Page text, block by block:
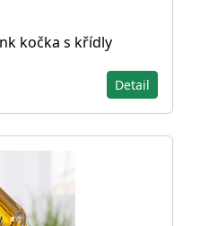
kočka s křídly
Detail